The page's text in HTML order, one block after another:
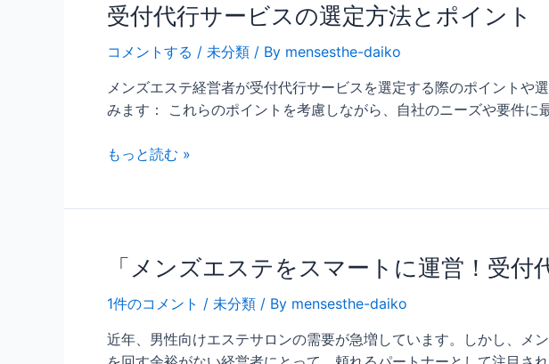
受付代行サービスの選定方法とポイント
コメントする / 未分類 / By mensesthe-daiko
メンズエステ経営者が受付代行サービスを選定する際のポイント
みます： これらのポイントを考慮しながら、自社のニーズや要件に
もっと読む »
「メンズエステをスマートに運営！受付
1件のコメント / 未分類 / By mensesthe-daiko
近年、男性向けエステサロンの需要が急増しています。しかし、メ